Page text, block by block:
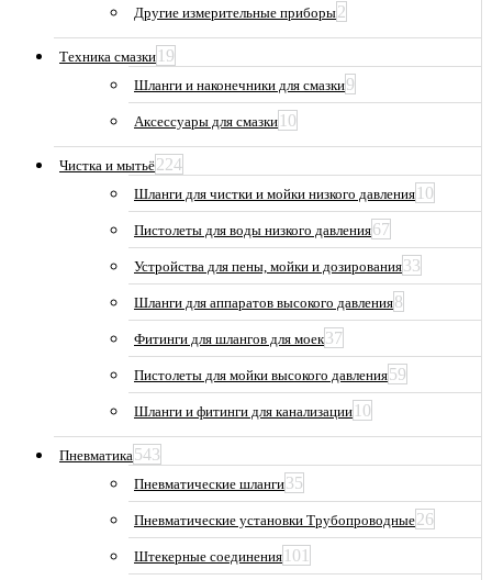
Другие измерительные приборы2
Техника смазки 19
Шланги и наконечники для смазки9
Аксессуары для смазки 10
Чистка и мытьё224
Шланги для чистки и мойки низкого давления 10
Пистолеты для воды низкого давления67
Устройства для пены, мойки и дозирования33
Шланги для аппаратов высокого давления8
Фитинги для шлангов для моек37
Пистолеты для мойки высокого давления59
Шланги и фитинги для канализации 10
Пневматика 543
Пневматические шланги35
Пневматические установки Трубопроводные26
Штекерные соединения 101